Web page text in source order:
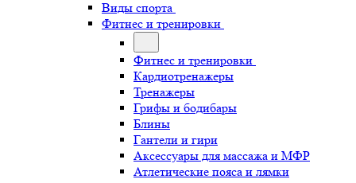
Виды спорта
Фитнес и тренировки
Фитнес и тренировки
Кардиотренажеры
Тренажеры
Грифы и бодибары
Блины
Гантели и гири
Аксессуары для массажа и МФР
Атлетические пояса и лямки